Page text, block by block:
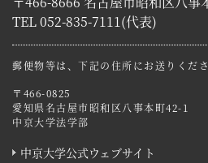
TEL 052-835-7111(代表)
郵便物等は、下記の住所にお送りくださ
〒466-0825
愛知県名古屋市昭和区八事本町42-1
中京大学法学部
中京大学公式ウェブサイト